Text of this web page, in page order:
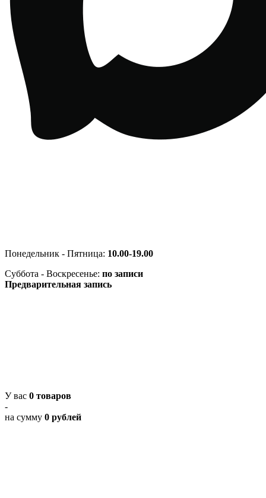
Понедельник - Пятница: 10.00-19.00
Суббота - Воскресенье: по записи
Предварительная запись
У вас 0 товаров
-
на сумму 0 рублей